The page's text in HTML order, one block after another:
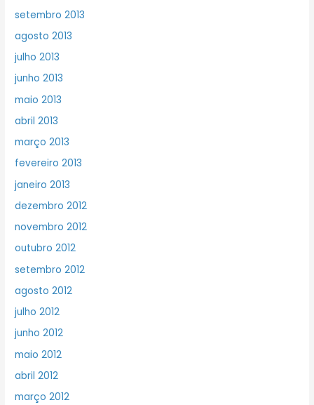
setembro 2013
agosto 2013
julho 2013
junho 2013
maio 2013
abril 2013
março 2013
fevereiro 2013
janeiro 2013
dezembro 2012
novembro 2012
outubro 2012
setembro 2012
agosto 2012
julho 2012
junho 2012
maio 2012
abril 2012
março 2012